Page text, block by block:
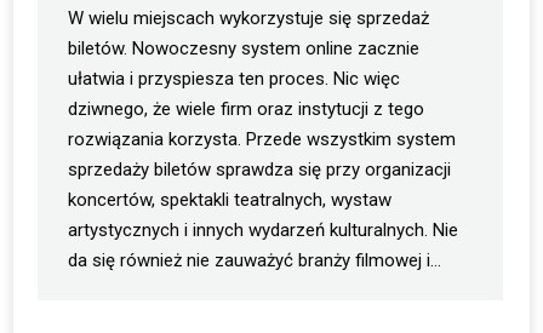
W wielu miejscach wykorzystuje się sprzedaż
biletów. Nowoczesny system online zacznie
ułatwia i przyspiesza ten proces. Nic więc
dziwnego, że wiele firm oraz instytucji z tego
rozwiązania korzysta. Przede wszystkim system
sprzedaży biletów sprawdza się przy organizacji
koncertów, spektakli teatralnych, wystaw
artystycznych i innych wydarzeń kulturalnych. Nie
da się również nie zauważyć branży filmowej i…